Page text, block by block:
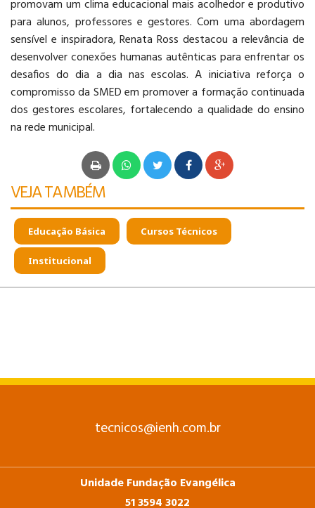
promovam um clima educacional mais acolhedor e produtivo
para alunos, professores e gestores. Com uma abordagem
sensível e inspiradora, Renata Ross destacou a relevância de
desenvolver conexões humanas autênticas para enfrentar os
desafios do dia a dia nas escolas. A iniciativa reforça o
compromisso da SMED em promover a formação continuada
dos gestores escolares, fortalecendo a qualidade do ensino
na rede municipal.
VEJA TAMBÉM
Educação Básica Cursos Técnicos
Institucional
tecnicos@ienh.com.br
Unidade Fundação Evangélica
51 3594 3022